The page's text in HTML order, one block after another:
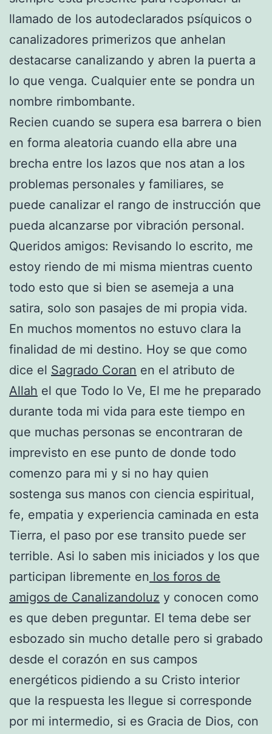
llamado de los autodeclarados psíquicos o
canalizadores primerizos que anhelan
destacarse canalizando y abren la puerta a
lo que venga. Cualquier ente se pondra un
nombre rimbombante.
Recien cuando se supera esa barrera o bien
en forma aleatoria cuando ella abre una
brecha entre los lazos que nos atan a los
problemas personales y familiares, se
puede canalizar el rango de instrucción que
pueda alcanzarse por vibración personal.
Queridos amigos: Revisando lo escrito, me
estoy riendo de mi misma mientras cuento
todo esto que si bien se asemeja a una
satira, solo son pasajes de mi propia vida.
En muchos momentos no estuvo clara la
finalidad de mi destino. Hoy se que como
dice el Sagrado Coran en el atributo de
Allah el que Todo lo Ve, El me he preparado
durante toda mi vida para este tiempo en
que muchas personas se encontraran de
imprevisto en ese punto de donde todo
comenzo para mi y si no hay quien
sostenga sus manos con ciencia espiritual,
fe, empatia y experiencia caminada en esta
Tierra, el paso por ese transito puede ser
terrible. Asi lo saben mis iniciados y los que
participan libremente en los foros de
amigos de Canalizandoluz y conocen como
es que deben preguntar. El tema debe ser
esbozado sin mucho detalle pero si grabado
desde el corazón en sus campos
energéticos pidiendo a su Cristo interior
que la respuesta les llegue si corresponde
por mi intermedio, si es Gracia de Dios, con